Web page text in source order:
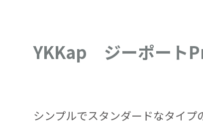
YKKap ジーポー
シンプルでスタンダードなタイプ